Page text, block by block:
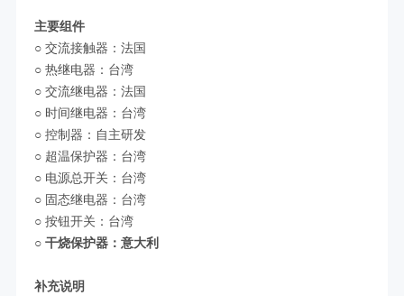
主要组件
○ 交流接触器：法国
○ 热继电器：台湾
○ 交流继电器：法国
○ 时间继电器：台湾
○ 控制器：自主研发
○ 超温保护器：台湾
○ 电源总开关：台湾
○ 固态继电器：台湾
○ 按钮开关：台湾
○ 干烧保护器：意大利
补充说明